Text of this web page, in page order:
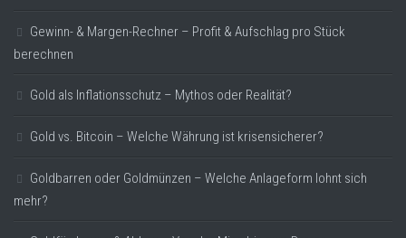
Gewinn- & Margen-Rechner – Profit & Aufschlag pro Stück
berechnen
Gold als Inflationsschutz – Mythos oder Realität?
Gold vs. Bitcoin – Welche Währung ist krisensicherer?
Goldbarren oder Goldmünzen – Welche Anlageform lohnt sich
mehr?